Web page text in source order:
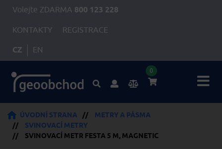
Volejte ZDARMA 800 123 228
KONTAKTY REGISTRACE
CZ EN
0
ÚVODNÍ STRANA //
METRY A PÁSMA
//
SVINOVACÍ METRY
//
SVINOVACÍ METR FESTA 5 M, MAGNETIC